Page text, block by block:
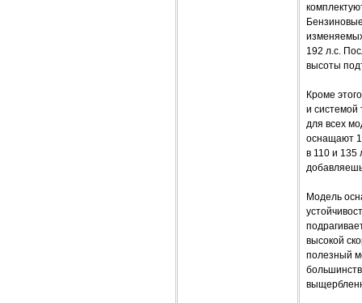
192 л.с.
высоты
Кроме
и системой
для всех
оснащают
в 110 и 135
Модель
высокой
полезный